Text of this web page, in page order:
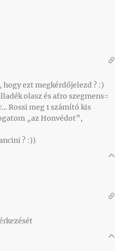
hogy ezt megkérdőjelezd ? :)
olasz és afro szegmens=
Rossi meg 1 számító kis
„az Honvédot”,
? :))